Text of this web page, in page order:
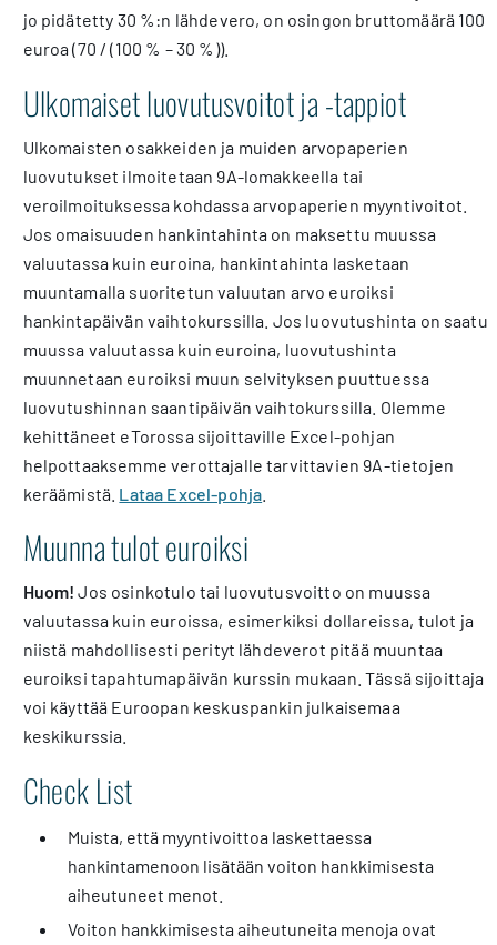
jo pidätetty 30 %:n lähdevero, on osingon bruttomäärä 100
euroa (70 / (100 % – 30 %)).
Ulkomaiset luovutusvoitot ja -tappiot
Ulkomaisten osakkeiden ja muiden arvopaperien
luovutukset ilmoitetaan 9A-lomakkeella tai
veroilmoituksessa kohdassa arvopaperien myyntivoitot.
Jos omaisuuden hankintahinta on maksettu muussa
valuutassa kuin euroina, hankintahinta lasketaan
muuntamalla suoritetun valuutan arvo euroiksi
hankintapäivän vaihtokurssilla. Jos luovutushinta on saatu
muussa valuutassa kuin euroina, luovutushinta
muunnetaan euroiksi muun selvityksen puuttuessa
luovutushinnan saantipäivän vaihtokurssilla. Olemme
kehittäneet eTorossa sijoittaville Excel-pohjan
helpottaaksemme verottajalle tarvittavien 9A-tietojen
keräämistä. Lataa Excel-pohja
Muunna tulot euroiksi
Huom! Jos osinkotulo tai luovutusvoitto on muussa
valuutassa kuin euroissa, esimerkiksi dollareissa, tulot ja
niistä mahdollisesti perityt lähdeverot pitää muuntaa
euroiksi tapahtumapäivän kurssin mukaan. Tässä sijoittaja
voi käyttää Euroopan keskuspankin julkaisemaa
keskikurssia.
Check List
Muista, että myyntivoittoa laskettaessa
hankintamenoon lisätään voiton hankkimisesta
aiheutuneet menot.
Voiton hankkimisesta aiheutuneita menoja ovat